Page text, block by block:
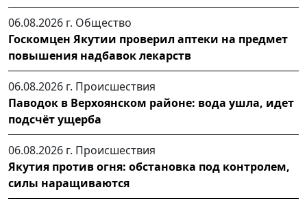
06.08.2026 г. Общество
Госкомцен Якутии проверил аптеки на предмет
повышения надбавок лекарств
06.08.2026 г. Происшествия
Паводок в Верхоянском районе: вода ушла, идет
подсчёт ущерба
06.08.2026 г. Происшествия
Якутия против огня: обстановка под контролем,
силы наращиваются